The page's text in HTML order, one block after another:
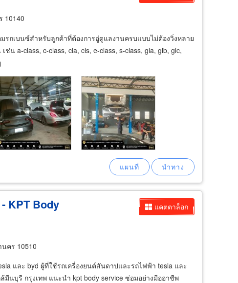
10140
รถเบนซ์สำหรับลูกค้าที่ต้องการอู่ดูแลงานครบแบบไม่ต้องวิ่งหลาย
a-class, c-class, cla, cls, e-class, s-class, gla, glb, glc,
แคตตาล็อก
KPT Body
คร 10510
และ byd ผู้ที่ใช้รถเครื่องยนต์สันดาปและรถไฟฟ้า tesla และ
นบุรี กรุงเทพ แนะนำ kpt body service ซ่อมอย่างมืออาชีพ